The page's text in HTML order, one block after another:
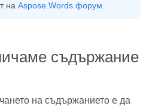
на Aspose.Words форум
съдържание
на съдържанието е да